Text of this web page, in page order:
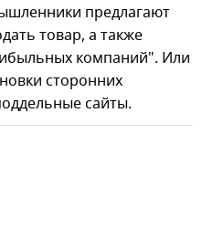
предлагают
товар, а также
компаний". Или
сторонних
сайты.